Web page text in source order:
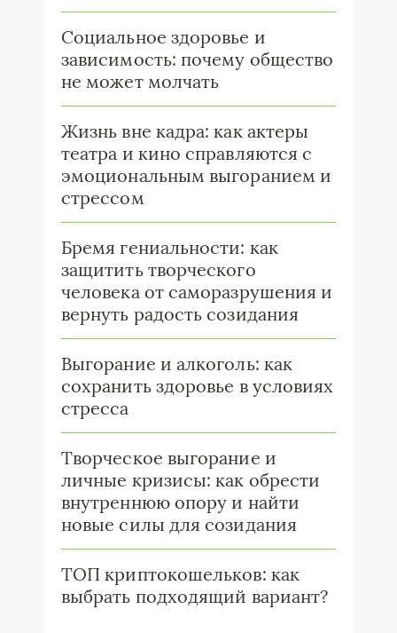
Социальное здоровье и
зависимость: почему общество
не может молчать
Жизнь вне кадра: как актеры
театра и кино справляются с
эмоциональным выгоранием и
стрессом
Бремя гениальности: как
защитить творческого
человека от саморазрушения и
вернуть радость созидания
Выгорание и алкоголь: как
сохранить здоровье в условиях
стресса
Творческое выгорание и
личные кризисы: как обрести
внутреннюю опору и найти
новые силы для созидания
ТОП криптокошельков: как
выбрать подходящий вариант?